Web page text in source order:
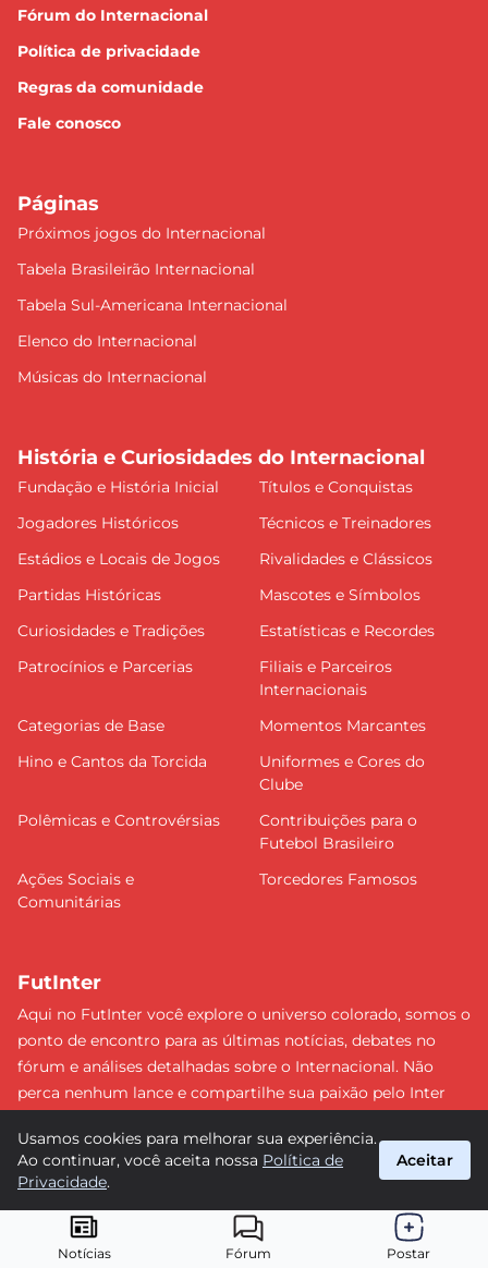
Notícias Fórum Postar
Fórum do Internacional
Política de privacidade
Regras da comunidade
Fale conosco
Páginas
Próximos jogos do Internacional
Tabela Brasileirão Internacional
Tabela Sul-Americana Internacional
Elenco do Internacional
Músicas do Internacional
História e Curiosidades do Internacional
Fundação e História Inicial
Títulos e Conquistas
Jogadores Históricos
Técnicos e Treinadores
Estádios e Locais de Jogos
Rivalidades e Clássicos
Partidas Históricas
Mascotes e Símbolos
Curiosidades e Tradições
Estatísticas e Recordes
Patrocínios e Parcerias
Filiais e Parceiros
Internacionais
Categorias de Base
Momentos Marcantes
Hino e Cantos da Torcida
Uniformes e Cores do
Clube
Polêmicas e Controvérsias
Contribuições para o
Futebol Brasileiro
Ações Sociais e
Comunitárias
Torcedores Famosos
FutInter
Aqui no FutInter você explore o universo colorado, somos o
ponto de encontro para as últimas notícias, debates no
fórum e análises detalhadas sobre o Internacional. Não
perca nenhum lance e compartilhe sua paixão pelo Inter
parte dessa jornada emocionante rumo às vitórias!
#Internacional #FutInter
© 2026 FutInter. Todos os direitos reservados.
Usamos cookies para melhorar sua experiência.
Ao continuar, você aceita nossa Política de
Privacidade.
Aceitar